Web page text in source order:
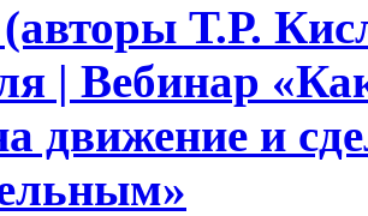
(авторы Т.Р.
| Вебинар
движение и